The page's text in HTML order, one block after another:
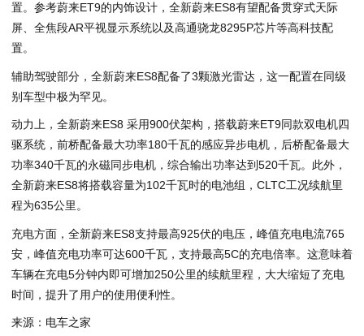
置。参考蔚来ET9的内饰设计，全新蔚来ES8有望配备贯穿式天际
屏、全焦段AR平视显示系统以及高通骁龙8295P芯片等高科技配
置。
辅助驾驶部分，全新蔚来ES8配备了3颗激光雷达，这一配置在同级
别车型中极为罕见。
动力上，全新蔚来ES8 采用900伏架构，搭载蔚来ET9同款双电机四
驱系统，前桥配备最大功率180千瓦的感应异步电机，后桥配备最大
功率340千瓦的永磁同步电机，综合输出功率达到520千瓦。此外，
全新蔚来ES8将搭载容量为102千瓦时的电池组，CLTC工况续航里
程为635公里。
充电方面，全新蔚来ES8支持最高925伏的电压，峰值充电电流765
安，峰值充电功率可达600千瓦，支持最高5C的充电倍率。这意味着
车辆在充电5分钟内即可增加250公里的续航里程，大大缩短了充电
时间，提升了用户的使用便利性。
来源：电车之家